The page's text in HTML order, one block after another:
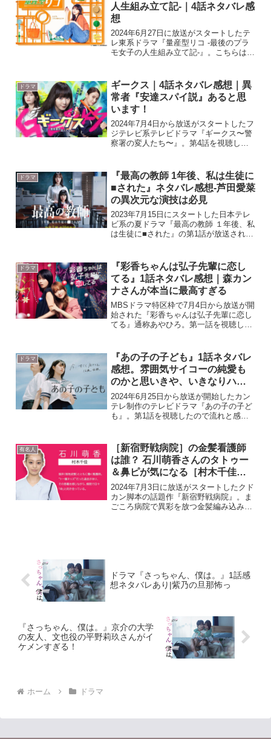
人生組み立て記-｜4話ネタバレ感
想
2024年6月27日に放送がスタートしたテ
レ東系ドラマ『量産型リコ -最後のプラ
モ女子の人生組み立て記-』。こちらはテ
全てのシーズンがが異なる独立した話な
ので、それぞれ...
ドラマ
ギークス｜4話ネタバレ感想｜異
常者『安達スパイ説』あると思
います！
2024年7月4日から放送がスタートしたフ
ジテレビ系テレビドラマ『ギークス〜警
察署の変人たち〜』。第4話を視聴した
細を知りたくない人は注意してくださ
い。 公式 『ギーク...
ドラマ
『最高の教師 1年後、私は生徒に
■された』ネタバレ感想-芦田愛菜
の異次元な演技は必見
2023年7月15日にスタートした日本テレ
ビ系の夏ドラマ『最高の教師 １年後、私
は生徒に■された』の第1話が放送されま
タバレを含みますので、まだ内容を知り
たくないという...
ドラマ
『彩香ちゃんは弘子先輩に恋し
てる』1話ネタバレ感想｜森カン
ナさんが本当に最高すぎる
MBSドラマ特区枠で7月4日から放送が開
始された『彩香ちゃんは弘子先輩に恋し
てる』通称あやひろ。第一話を視聴した
大人気コミックが原作のドラマです。気
になった方は漫画も読ん...
ドラマ
『あの子の子ども』1話ネタバレ
感想。雰囲気サイコーの純愛も
のかと思いきや、いきなりハー
ド
2024年6月25日から放送が開始したカン
テレ制作のテレビドラマ『あの子の子ど
も』。第1話を視聴したので流れと感想
たくない人は注意してください。ドラマ
『あの子の子ども』...
有名人
［新宿野戦病院］の金髪看護師
は誰？ 石川萌香さんのタトゥー
＆鼻ピが気になる［村木千佳
役］
2024年7月3日に放送がスタートしたクド
カン脚本の話題作『新宿野戦病院』。ま
ごころ病院で異彩を放つ金髪編み込みヘ
ドラマ『さっちゃん、僕は。』1話感
想ネタバレあり|紫乃の旦那怖っ
『さっちゃん、僕は。』京介の大学
の友人、文也役の平野莉玖さんがイ
ケメンすぎる！
ホーム ドラマ